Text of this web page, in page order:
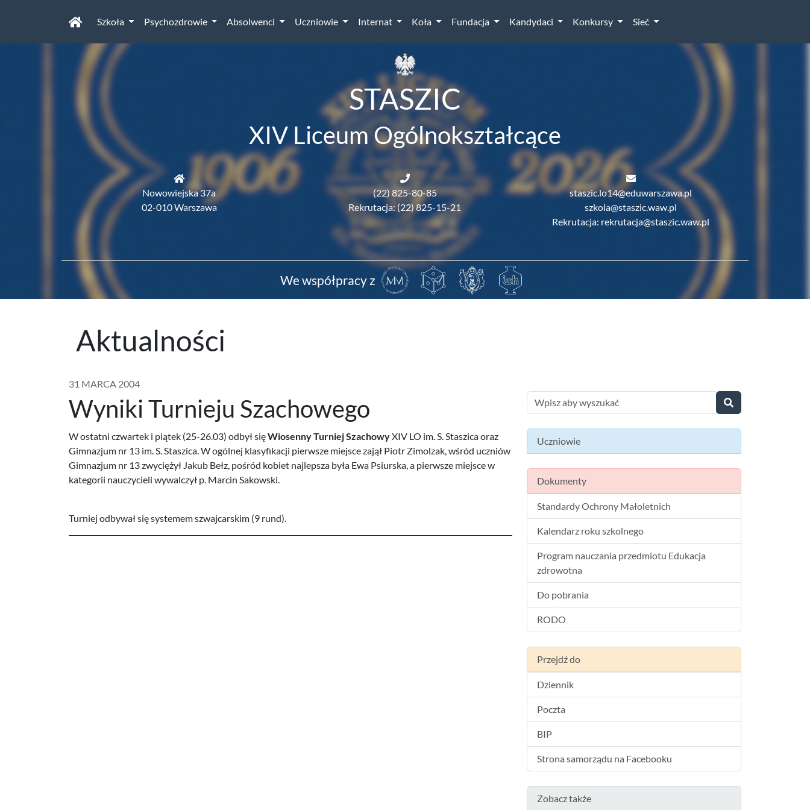
Szkoła Psychozdrowie Absolwenci Uczniowie Internat Koła Fundacja Kandydaci Konkursy Sieć
STASZIC
XIV Liceum Ogólnokształcące
Nowowiejska 37a
02-010 Warszawa
(22) 825-80-85
Rekrutacja: (22) 825-15-21
staszic.lo14@eduwarszawa.pl
szkola@staszic.waw.pl
Rekrutacja: rekrutacja@staszic.waw.pl
We współpracy z
Aktualności
31 MARCA 2004
Wyniki Turnieju Szachowego
W ostatni czwartek i piątek (25-26.03) odbył sięWiosenny Turniej SzachowyXIV LO im. S. Staszica oraz
Gimnazjum nr 13 im. S. Staszica. W ogólnej klasyfikacji pierwsze miejsce zajął Piotr Zimolzak, wśród uczniów
Gimnazjum nr 13 zwyciężył Jakub Bełz, pośród kobiet najlepsza była Ewa Psiurska, a pierwsze miejsce w
kategorii nauczycieli wywalczył p. Marcin Sakowski.
Turniej odbywał się systemem szwajcarskim (9 rund).
Uczniowie
Dokumenty
Standardy Ochrony Małoletnich
Kalendarz roku szkolnego
Program nauczania przedmiotu Edukacja
zdrowotna
Do pobrania
RODO
Przejdź do
Dziennik
Poczta
BIP
Strona samorządu na Facebooku
Zobacz także